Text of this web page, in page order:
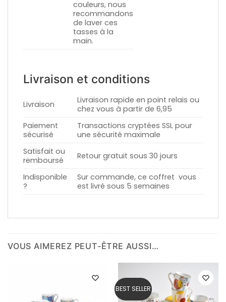
couleurs, nous
recommandons
de laver ces
tasses à la
main.
Livraison et conditions
Livraison
Livraison rapide en point relais ou
chez vous à partir de 6,95
Paiement
sécurisé
Transactions cryptées SSL pour
une sécurité maximale
Satisfait ou
remboursé
Retour gratuit sous 30 jours
Indisponible
?
Sur commande, ce coffret vous
est livré sous 5 semaines
VOUS AIMEREZ PEUT-ÊTRE AUSSI…
BEST SELLER